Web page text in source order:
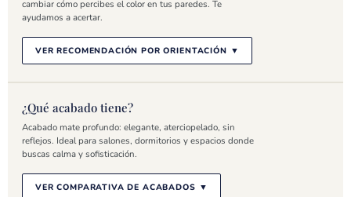
cambiar cómo percibes el color en tus paredes. Te
ayudamos a acertar.
VER RECOMENDACIÓN POR ORIENTACIÓN
¿Qué acabado tiene?
Acabado mate profundo: elegante, aterciopelado, sin
reflejos. Ideal para salones, dormitorios y espacios donde
buscas calma y sofisticación.
VER COMPARATIVA DE ACABADOS